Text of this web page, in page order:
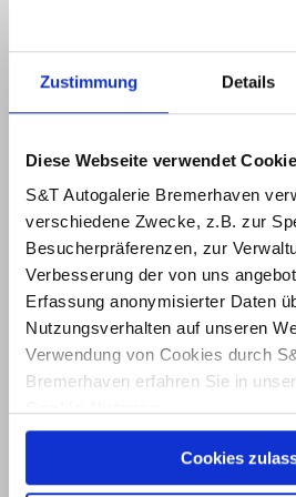
Zustimmung Details
Diese Webseite verwendet
S&T Autogalerie Bremerhaven
verschiedene Zwecke, z.B. zur
Besucherpräferenzen, zur
Verbesserung der von uns
Erfassung anonymisierter Daten
Nutzungsverhalten auf unseren
Verwendung von Cookies durch
Bremerhaven erfahren Sie in
Über dieses Banner können Sie
Cookies von dieser Website Sie
Cookies